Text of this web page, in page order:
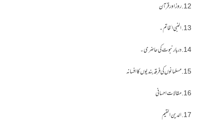
روز اور قرآن
النبی الخاتم۔
دربار نبوت کی حاضری۔
مسلمانوں کی فرقہ بندیوں کا افسانہ
مقالات احسانی
الدین القیم